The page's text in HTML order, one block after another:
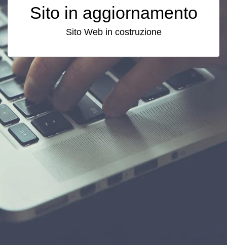
Sito in aggiornamento
Sito Web in costruzione